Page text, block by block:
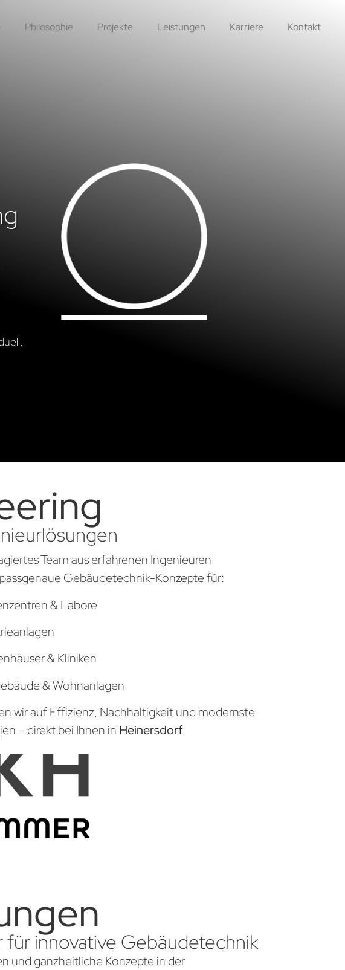
Philosophie Projekte Leistungen Karriere Kontakt
Team aus erfahrenen Ingenieuren
Gebäudetechnik-Konzepte für:
& Labore
& Kliniken
& Wohnanlagen
wir auf Effizienz, Nachhaltigkeit und modernste
– direkt bei Ihnen in Heinersdorf.
innovative Gebäudetechnik
und ganzheitliche Konzepte in der